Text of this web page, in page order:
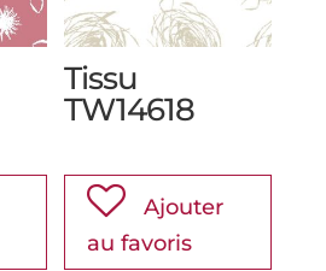
Tissu
TW14618
Ajouter
au favoris